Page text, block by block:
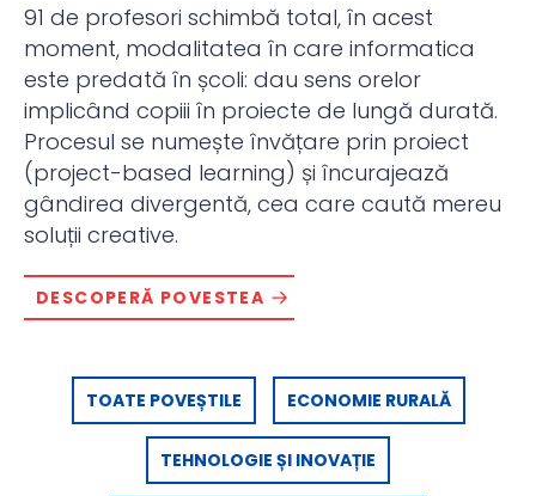
91 de profesori schimbă total, în acest
moment, modalitatea în care informatica
este predată în școli: dau sens orelor
implicând copiii în proiecte de lungă durată.
Procesul se numește învățare prin proiect
(project-based learning) și încurajează
gândirea divergentă, cea care caută mereu
soluții creative.
DESCOPERĂ POVESTEA
TOATE POVEȘTILE ECONOMIE RURALĂ
TEHNOLOGIE ȘI INOVAȚIE